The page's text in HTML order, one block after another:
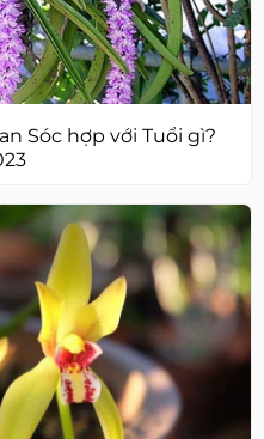
Sóc hợp với Tuổi gì?